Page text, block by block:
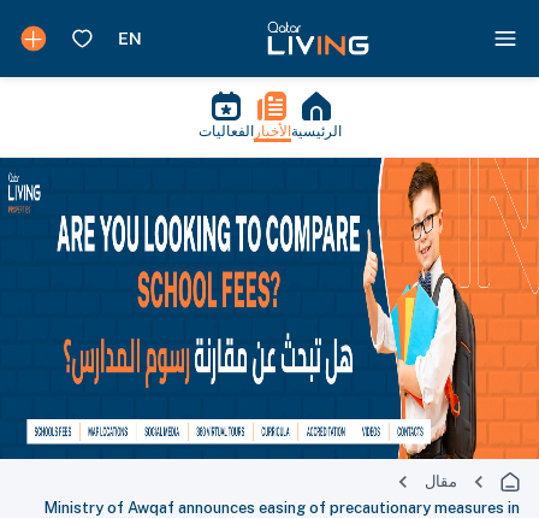
الرئيسية الأخبار الفعاليات
مقال
Ministry of Awqaf announces easing of precautionary measures in